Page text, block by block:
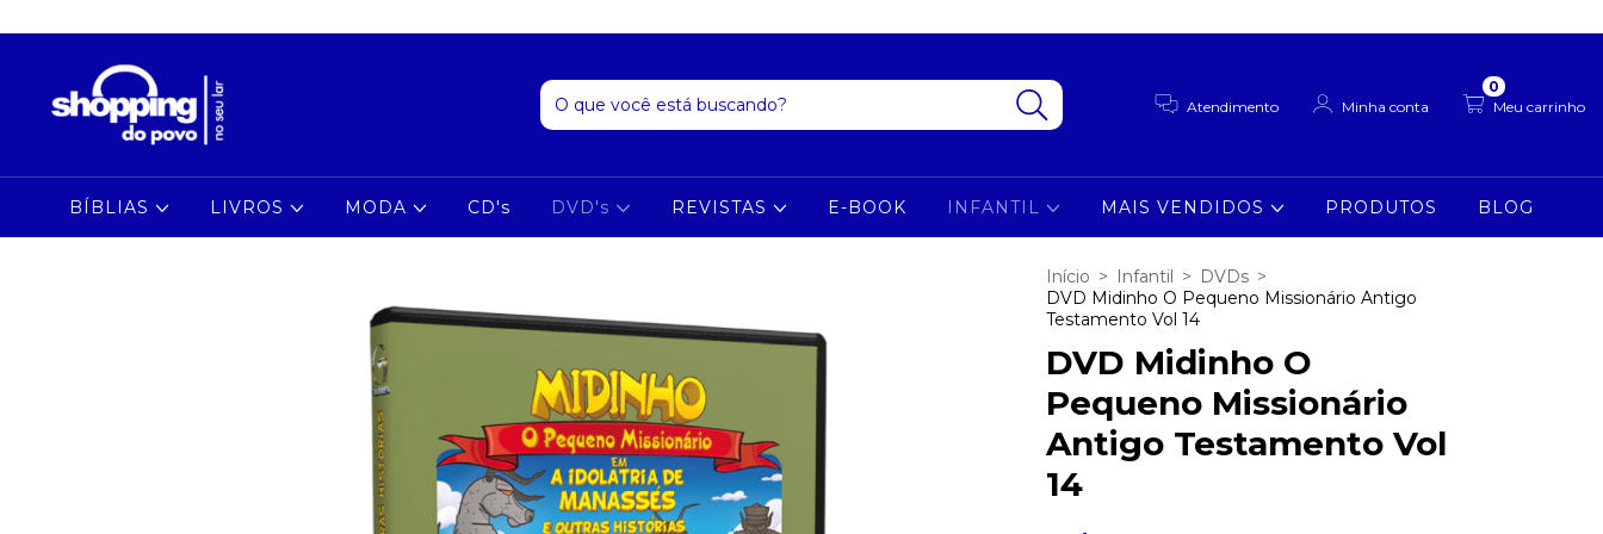
Atendimento Minha conta Meu carrinho
0
BÍBLIAS LIVROS MODA CD's DVD's REVISTAS E-BOOK INFANTIL MAIS VENDIDOS PRODUTOS BLOG
Início > Infantil > DVDs >
DVD Midinho O Pequeno Missionário Antigo
Testamento Vol 14
DVD Midinho O
Pequeno Missionário
Antigo Testamento Vol
14